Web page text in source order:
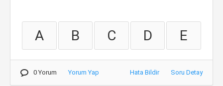
A B C D E
0 Yorum Yorum Yap Hata Bildir Soru Detay